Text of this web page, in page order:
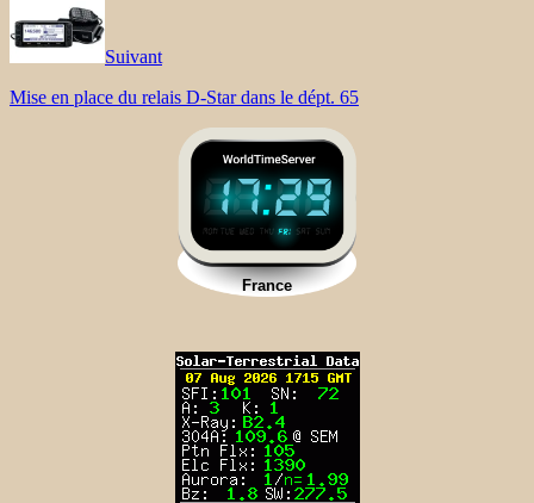
Suivant
Mise en place du relais D-Star dans le dépt. 65